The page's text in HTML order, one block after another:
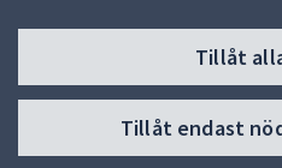
Tillåt
Tillåt endast
Fler sätt